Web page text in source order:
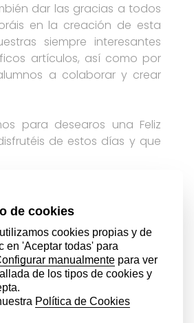
dar las gracias a todos
en la creación de esta
siempre interesantes
artículos, así como por
a colaborar y crear
para desearos una Feliz
de estos días y que